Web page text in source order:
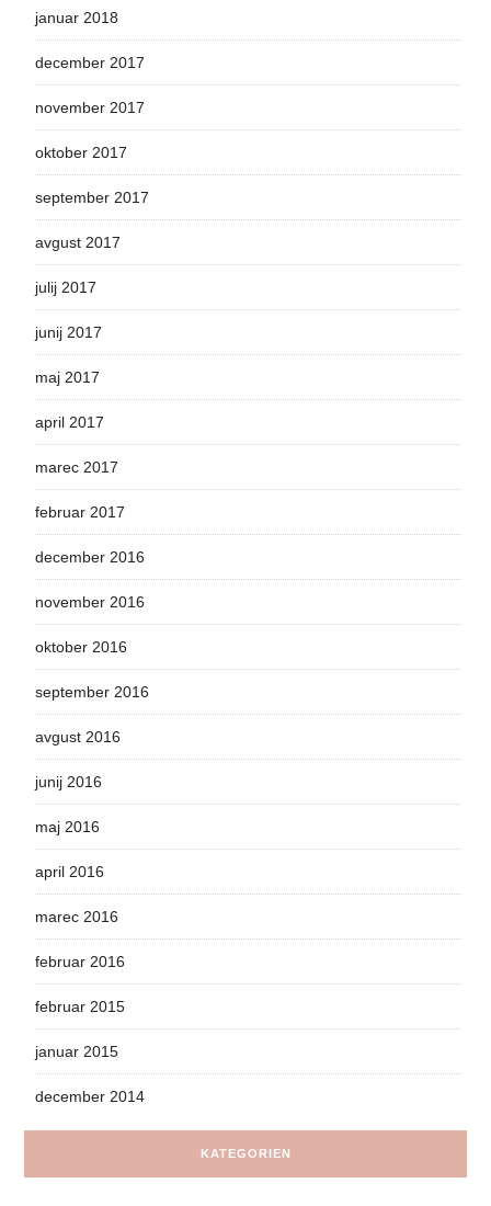
januar 2018
december 2017
november 2017
oktober 2017
september 2017
avgust 2017
julij 2017
junij 2017
maj 2017
april 2017
marec 2017
februar 2017
december 2016
november 2016
oktober 2016
september 2016
avgust 2016
junij 2016
maj 2016
april 2016
marec 2016
februar 2016
februar 2015
januar 2015
december 2014
KATEGORIEN